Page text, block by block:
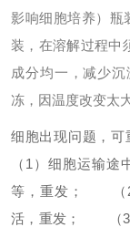
影响细胞培养） 瓶
装，在溶解过程中
成分均一，减少
冻，因温度改变太
细胞出现问题，可
（1）细胞运输
等，重发；
（2
活，重发；
（3）